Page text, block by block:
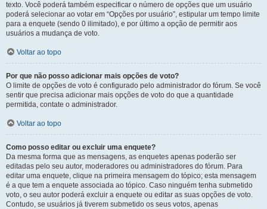
texto. Você poderá também especificar o número de opções que um usuário
poderá selecionar ao votar em “Opções por usuário”, estipular um tempo limite
para a enquete (sendo 0 ilimitado), e por último a opção de permitir aos
usuários a mudança de voto.
Voltar ao topo
Por que não posso adicionar mais opções de voto?
O limite de opções de voto é configurado pelo administrador do fórum. Se você
sentir que precisa adicionar mais opções de voto do que a quantidade
permitida, contate o administrador.
Voltar ao topo
Como posso editar ou excluir uma enquete?
Da mesma forma que as mensagens, as enquetes apenas poderão ser
editadas pelo seu autor, moderadores ou administradores do fórum. Para
editar uma enquete, clique na primeira mensagem do tópico; esta mensagem
é a que tem a enquete associada ao tópico. Caso ninguém tenha submetido
voto, o seu autor poderá excluir a enquete ou editar as suas opções de voto.
Contudo, se usuários já tiverem submetido os seus votos, apenas